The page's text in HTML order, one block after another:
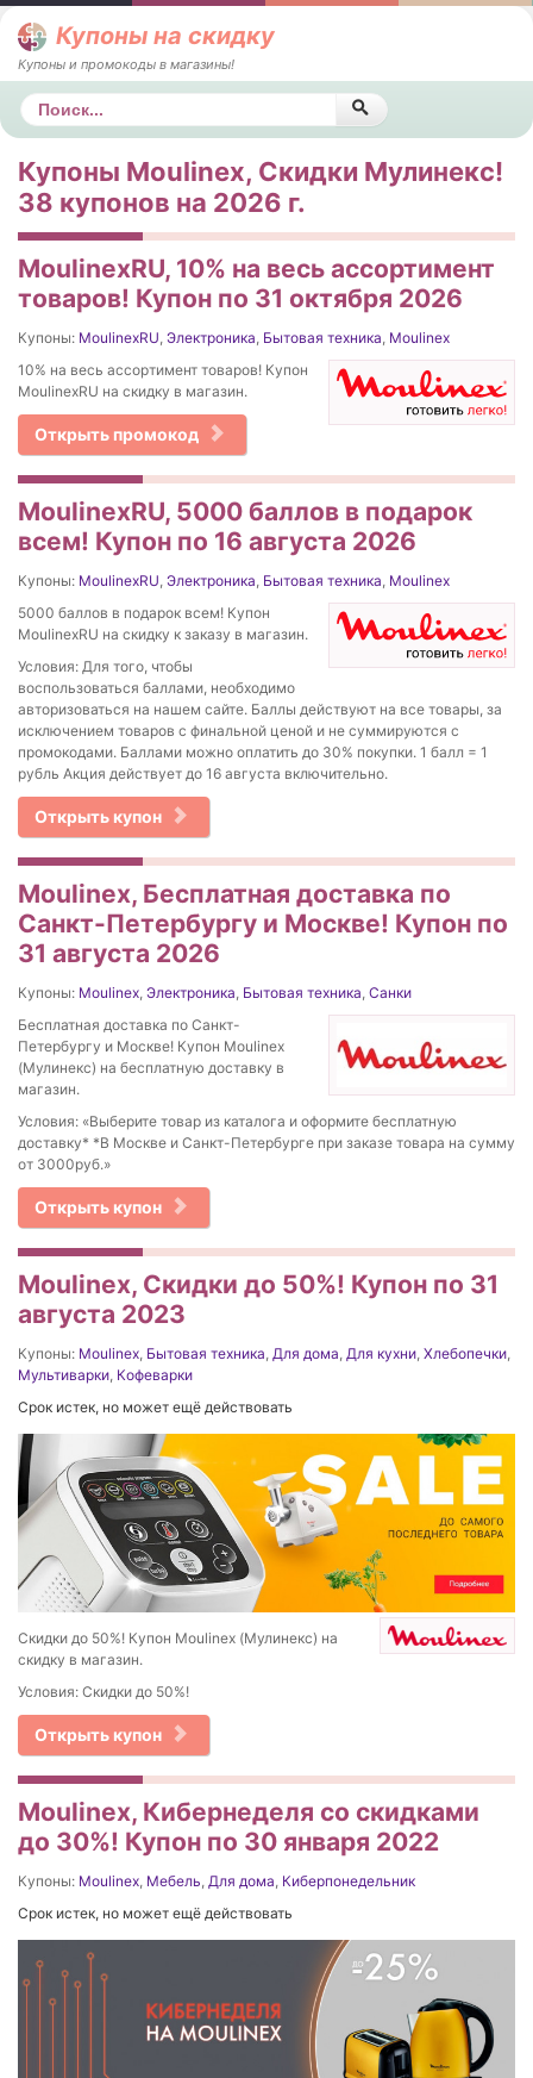
Купоны на скидку
Купоны и промокоды в магазины!
Поиск
Купоны Moulinex, Скидки Мулинекс!
38 купонов на 2026 г.
MoulinexRU, 10% на весь ассортимент
товаров! Купон по 31 октября 2026
Купоны: MoulinexRU, Электроника, Бытовая техника, Moulinex
10% на весь ассортимент товаров! Купон
MoulinexRU на скидку в магазин.
Открыть промокод
MoulinexRU, 5000 баллов в подарок
всем! Купон по 16 августа 2026
Купоны: MoulinexRU, Электроника, Бытовая техника, Moulinex
5000 баллов в подарок всем! Купон
MoulinexRU на скидку к заказу в магазин.
Условия: Для того, чтобы
воспользоваться баллами, необходимо
авторизоваться на нашем сайте. Баллы действуют на все товары, за
исключением товаров с финальной ценой и не суммируются с
промокодами. Баллами можно оплатить до 30% покупки. 1 балл = 1
рубль Акция действует до 16 августа включительно.
Открыть купон
Moulinex, Бесплатная доставка по
Санкт-Петербургу и Москве! Купон по
31 августа 2026
Купоны: Moulinex, Электроника, Бытовая техника, Санки
Бесплатная доставка по Санкт-
Петербургу и Москве! Купон Moulinex
(Мулинекс) на бесплатную доставку в
магазин.
Условия: «Выберите товар из каталога и оформите бесплатную
доставку* *В Москве и Санкт-Петербурге при заказе товара на сумму
от 3000руб.»
Открыть купон
Moulinex, Скидки до 50%! Купон по 31
августа 2023
Купоны: Moulinex, Бытовая техника, Для дома, Для кухни, Хлебопечки,
Мультиварки, Кофеварки
Срок истек, но может ещё действовать
Скидки до 50%! Купон Moulinex (Мулинекс) на
скидку в магазин.
Условия: Скидки до 50%!
Открыть купон
Moulinex, Кибернеделя со скидками
до 30%! Купон по 30 января 2022
Купоны: Moulinex Мебель Для дома Киберпонедельник
Срок истек, но может ещё действовать